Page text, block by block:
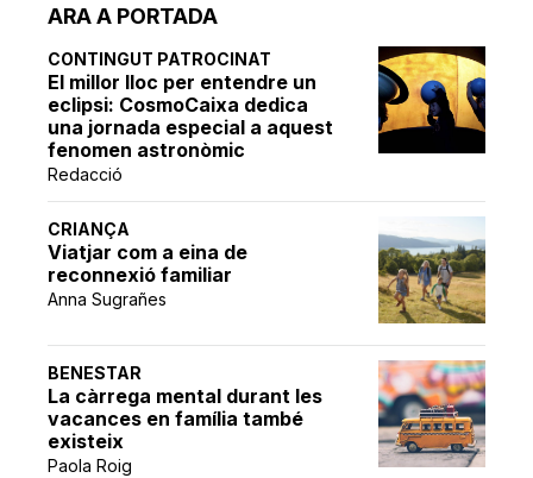
ARA A PORTADA
CONTINGUT PATROCINAT
El millor lloc per entendre un
eclipsi: CosmoCaixa dedica
una jornada especial a aquest
fenomen astronòmic
Redacció
CRIANÇA
Viatjar com a eina de
reconnexió familiar
Anna Sugrañes
BENESTAR
La càrrega mental durant les
vacances en família també
existeix
Paola Roig